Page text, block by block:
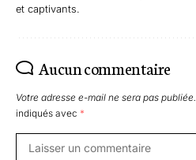
et captivants.
Aucun commentaire
Votre adresse e-mail ne sera pas publiée.
indiqués avec *